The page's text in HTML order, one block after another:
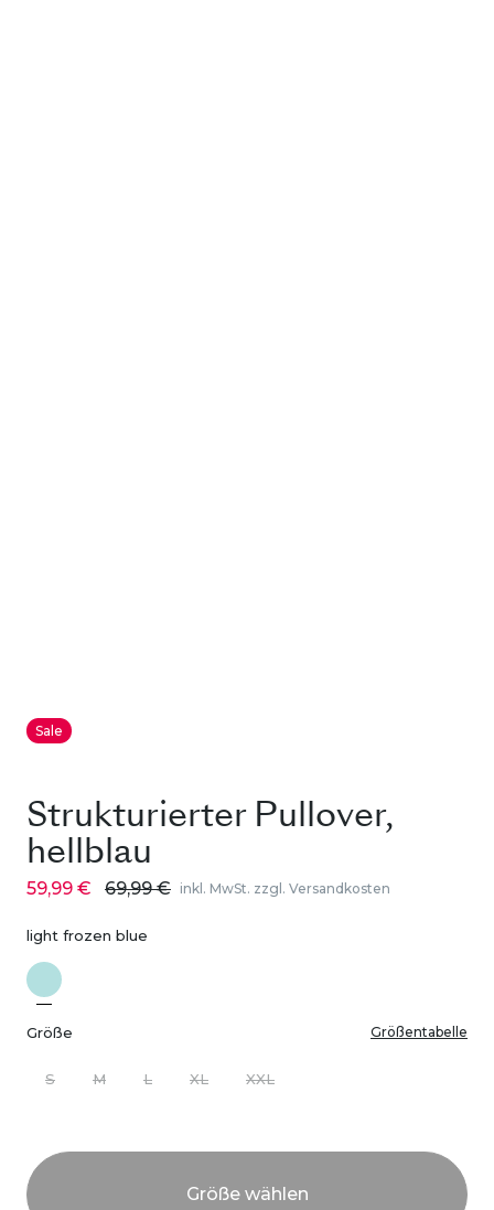
Sale
Strukturierter Pullover,
hellblau
59,99 € 69,99 € inkl. MwSt. zzgl. Versandkosten
light frozen blue
Größe Größentabelle
S M L XL XXL